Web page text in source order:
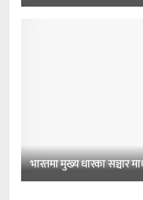
भारतमा मुख्य धारका सञ्चार